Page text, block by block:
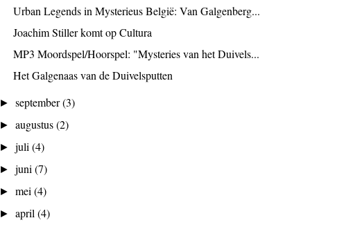
Urban Legends in Mysterieus België: Van Galgenberg...
Joachim Stiller komt op Cultura
MP3 Moordspel/Hoorspel: "Mysteries van het Duivels...
Het Galgenaas van de Duivelsputten
►september(3)
►augustus(2)
►juli(4)
►juni(7)
►mei(4)
►april(4)